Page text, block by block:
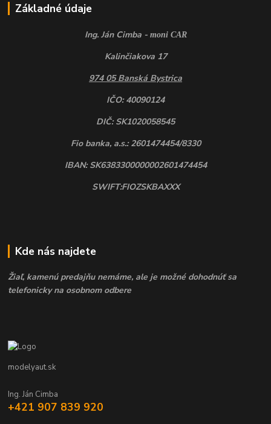
Základné údaje
Ing. Ján Cimba - moni CAR
Kalinčiakova 17
974 05 Banská Bystrica
IČO: 40090124
DIČ: SK1020058545
Fio banka, a.s.: 2601474454/8330
IBAN: SK6383300000002601474454
SWIFT:FIOZSKBAXXX
Kde nás najdete
Žiaľ, kamenú predajňu nemáme, ale je možné dohodnúť sa
telefonicky na osobnom odbere
modelyaut.sk
Ing. Ján Cimba
+421 907 839 920